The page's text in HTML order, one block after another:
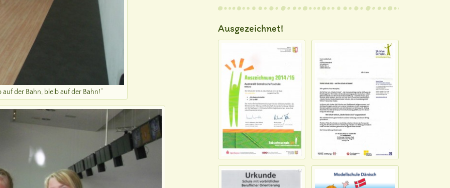
auf der Bahn, bleib auf der Bahn!“
Ausgezeichnet!